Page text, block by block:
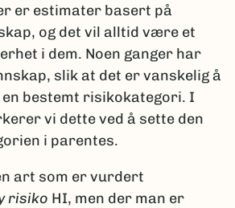
er estimater basert på
og det vil alltid være et
i dem. Noen ganger har
slik at det er vanskelig å
bestemt risikokategori. I
vi dette ved å sette den
i parentes.
art som er vurdert
risiko HI, men der man er